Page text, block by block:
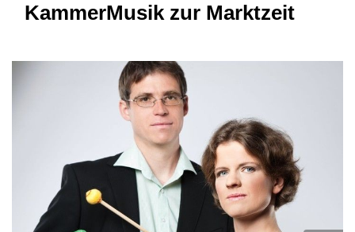
KammerMusik zur Marktzeit